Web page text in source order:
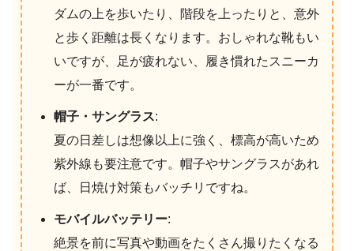
ダムの上を歩いたり、階段を上ったりと、意外
と歩く距離は長くなります。おしゃれな靴もい
いですが、足が疲れない、履き慣れたスニーカ
ーが一番です。
帽子・サングラス:
夏の日差しは想像以上に強く、標高が高いため
紫外線も要注意です。帽子やサングラスがあれ
ば、日焼け対策もバッチリですね。
モバイルバッテリー:
絶景を前に写真や動画をたくさん撮りたくなる